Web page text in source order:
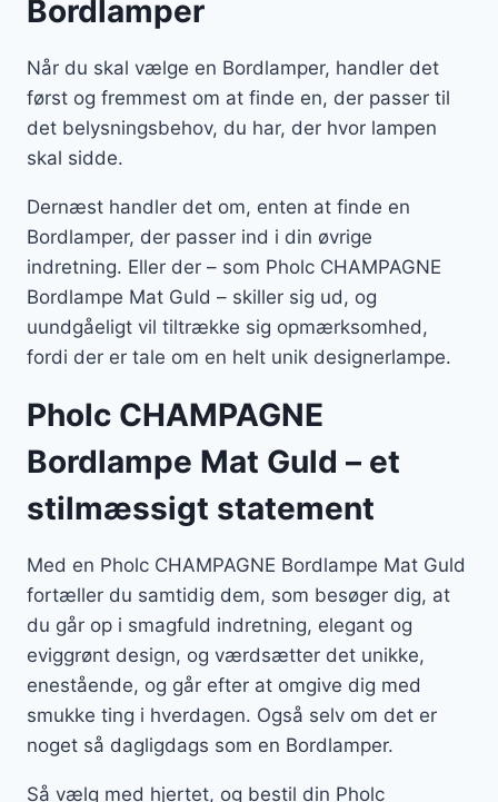
Bordlamper
Når du skal vælge en Bordlamper, handler det
først og fremmest om at finde en, der passer til
det belysningsbehov, du har, der hvor lampen
skal sidde.
Dernæst handler det om, enten at finde en
Bordlamper, der passer ind i din øvrige
indretning. Eller der – som Pholc CHAMPAGNE
Bordlampe Mat Guld – skiller sig ud, og
uundgåeligt vil tiltrække sig opmærksomhed,
fordi der er tale om en helt unik designerlampe.
Pholc CHAMPAGNE
Bordlampe Mat Guld – et
stilmæssigt statement
Med en Pholc CHAMPAGNE Bordlampe Mat Guld
fortæller du samtidig dem, som besøger dig, at
du går op i smagfuld indretning, elegant og
eviggrønt design, og værdsætter det unikke,
enestående, og går efter at omgive dig med
smukke ting i hverdagen. Også selv om det er
noget så dagligdags som en Bordlamper.
Så vælg med hjertet, og bestil din Pholc